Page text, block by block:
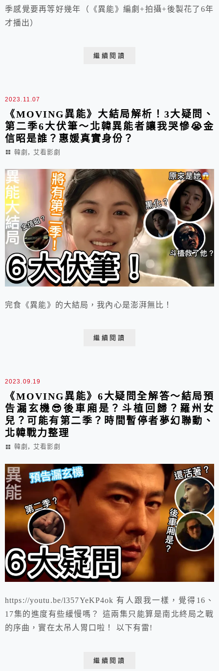
季感覺要再等好幾年（《異能》編劇+拍攝+後製花了6年
才播出）
繼續閱讀
2023.11.07
《MOVING異能》大結局解析！3大疑問、
第二季6大伏筆～北韓異能者讓我哭慘😭金
信昭是誰？惠媛真實身份？
韓劇 , 艾看影劇
完食《異能》的大結局，我內心是澎湃無比！
繼續閱讀
2023.09.19
《MOVING異能》6大疑問全解答～結局預
告漏玄機😎後車廂是？斗植回歸？羅州女
兒？可能有第二季？時間暫停者夢幻聯動、
北韓戰力整理
韓劇 , 艾看影劇
https://youtu.be/l357YeKP4ok 有人跟我一樣，覺得16、
17集的進度有些緩慢嗎？ 這兩集只能算是南北終局之戰
的序曲，實在太吊人胃口啦！ 以下有雷!
繼續閱讀